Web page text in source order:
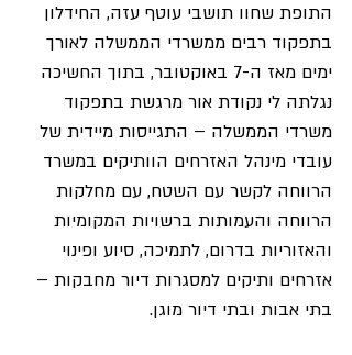
התופת שחוו תושבי עוטף עזה, החידלון
בתפקוד רבים ממשרדי הממשלה לאורך
ימים מאז ה-7 באוקטובר, בתוך החשיכה
נגלתה לי נקודת אור מרגשת בתפקוד
משרדי הממשלה – התגייסות מיידית של
עובדי מינהל האזרחים הוותיקים במשרד
הרווחה לקשר עם השטח, עם מחלקות
הרווחה והעמותות ברשויות המקומיות
והאזוריות בדרום, לתמיכה, סיוע ופינוי
אזרחים ותיקים למסגרות דיור מחבקות –
בתי אבות ובתי דיור מוגן.